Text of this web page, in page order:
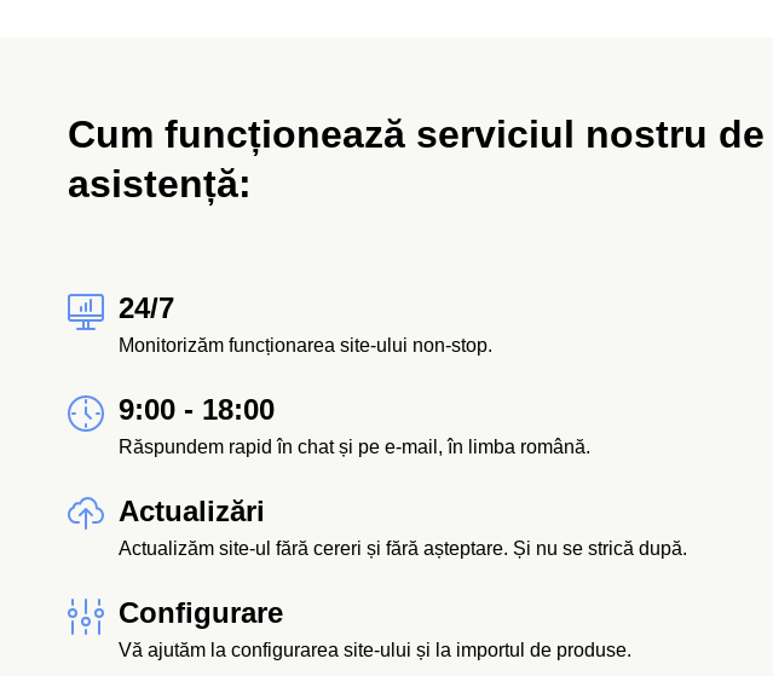
Cum funcționează serviciul nostru de
asistență:
24/7
Monitorizăm funcționarea site-ului non-stop.
9:00 - 18:00
Răspundem rapid în chat și pe e-mail, în limba română.
Actualizări
Actualizăm site-ul fără cereri și fără așteptare. Și nu se strică după.
Configurare
Vă ajutăm la configurarea site-ului și la importul de produse.